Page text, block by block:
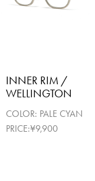
INNER RIM /
WELLINGTON
COLOR: PALE CYAN
PRICE:¥9,900